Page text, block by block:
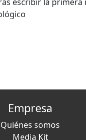
Empresa
Quiénes somos
Media Kit